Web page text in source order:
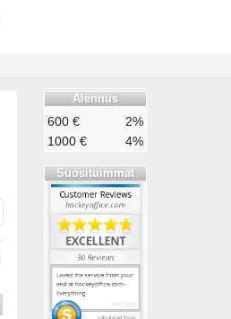
Alennus
600 €
2%
1000 €
4%
Suosituimmat